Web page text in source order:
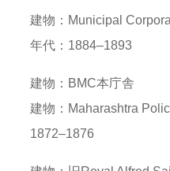
建物：Municipal
年代：1884–1893
建物：BMC本庁舎
建物：Maharashtra
1872–1876